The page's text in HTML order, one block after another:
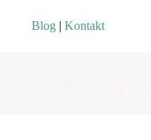
Blog | Kontakt